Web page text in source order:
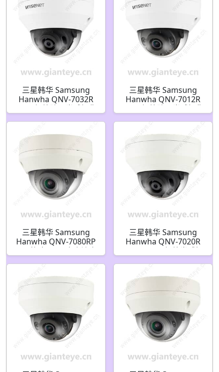
三星韩华 Samsung
Hanwha QNV-7032R
4MP 红外防暴半球摄像
三星韩华 Samsung
Hanwha QNV-7012R
4MP 红外防暴半球摄像
三星韩华 Samsung
Hanwha QNV-7080RP
1/3 英寸 4MP 全高清宽
三星韩华 Samsung
Hanwha QNV-7020R
4MP H.265 红外半球摄